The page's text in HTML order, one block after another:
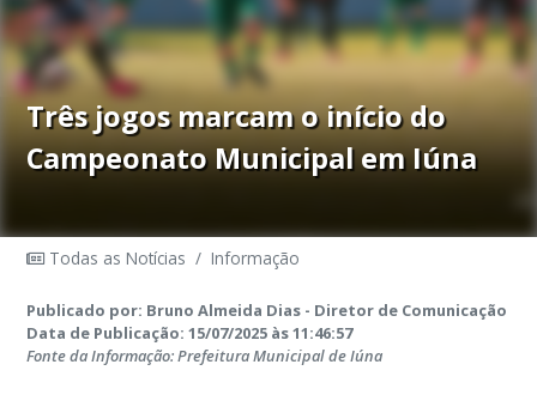
Três jogos marcam o início do
Campeonato Municipal em Iúna
Todas as Notícias / Informação
Publicado por: Bruno Almeida Dias - Diretor de Comunicação
Data de Publicação: 15/07/2025 às 11:46:57
Fonte da Informação: Prefeitura Municipal de Iúna